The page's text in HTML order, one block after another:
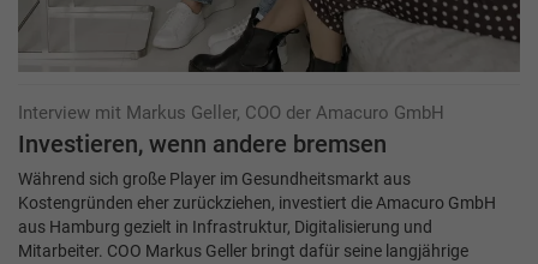
Interview mit Markus Geller, COO der Amacuro GmbH
Investieren, wenn andere bremsen
Während sich große Player im Gesundheitsmarkt aus
Kostengründen eher zurückziehen, investiert die Amacuro GmbH
aus Hamburg gezielt in Infrastruktur, Digitalisierung und
Mitarbeiter. COO Markus Geller bringt dafür seine langjährige